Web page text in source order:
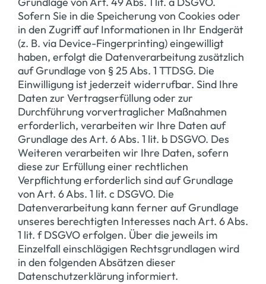
Sofern Sie in die Speicherung von Cookies oder
in den Zugriff auf Informationen in Ihr Endgerät
(z. B. via Device-Fingerprinting) eingewilligt
haben, erfolgt die Datenverarbeitung zusätzlich
auf Grundlage von § 25 Abs. 1 TTDSG. Die
Einwilligung ist jederzeit widerrufbar. Sind Ihre
Daten zur Vertragserfüllung oder zur
Durchführung vorvertraglicher Maßnahmen
erforderlich, verarbeiten wir Ihre Daten auf
Grundlage des Art. 6 Abs. 1 lit. b DSGVO. Des
Weiteren verarbeiten wir Ihre Daten, sofern
diese zur Erfüllung einer rechtlichen
Verpflichtung erforderlich sind auf Grundlage
von Art. 6 Abs. 1 lit. c DSGVO. Die
Datenverarbeitung kann ferner auf Grundlage
unseres berechtigten Interesses nach Art. 6 Abs.
1 lit. f DSGVO erfolgen. Über die jeweils im
Einzelfall einschlägigen Rechtsgrundlagen wird
in den folgenden Absätzen dieser
Datenschutzerklärung informiert.